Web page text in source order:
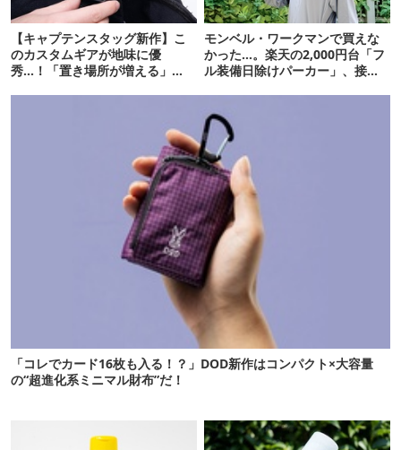
【キャプテンスタッグ新作】こ
のカスタムギアが地味に優
秀…！「置き場所が増える」
モンベル・ワークマンで買えな
かった…。楽天の2,000円台「フ
ル装備日除けパーカー」、接触
「コレでカード16枚も入る！？」DOD新作はコンパクト×大容量
の“超進化系ミニマル財布”だ！